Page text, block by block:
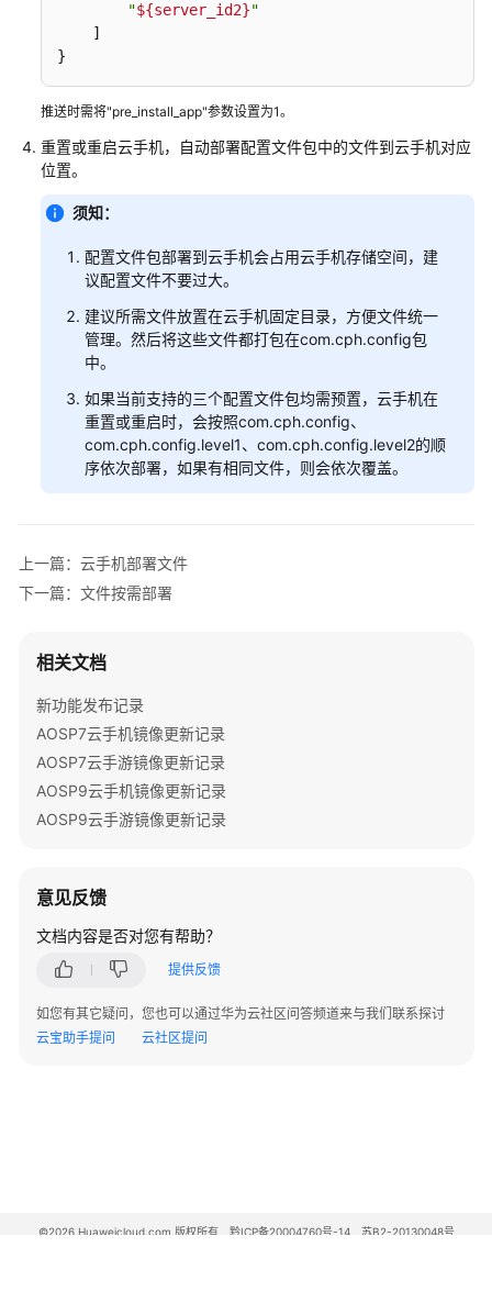
述
享
间
的
应
用
包
理
共
享
应
用
使
用
云
按
安
装
云
手
应
用
云
手
机
预
"${server_id2}"
    ]
}
推送时需将"pre_install_app"参数设置为1。
重置或重启云手机，自动部署配置文件包中的文件到云手机对应
位置。
须知：
配置文件包部署到云手机会占用云手机存储空间，建
议配置文件不要过大。
建议所需文件放置在云手机固定目录，方便文件统一
管理。然后将这些文件都打包在com.cph.config包
中。
如果当前支持的三个配置文件包均需预置，云手机在
重置或重启时，会按照com.cph.config、
com.cph.config.level1、com.cph.config.level2的顺
序依次部署，如果有相同文件，则会依次覆盖。
上一篇：云手机部署文件
下一篇：文件按需部署
相关文档
新功能发布记录
AOSP7云手机镜像更新记录
AOSP7云手游镜像更新记录
AOSP9云手机镜像更新记录
AOSP9云手游镜像更新记录
意见反馈
文档内容是否对您有帮助？
提供反馈
如您有其它疑问，您也可以通过华为云社区问答频道来与我们联系探讨
云宝助手提问
云社区提问
©2026 Huaweicloud.com 版权所有 黔ICP备20004760号-14
苏B2-20130048号